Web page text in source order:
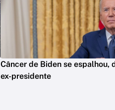
Câncer de Biden se espalhou,
ex-presidente